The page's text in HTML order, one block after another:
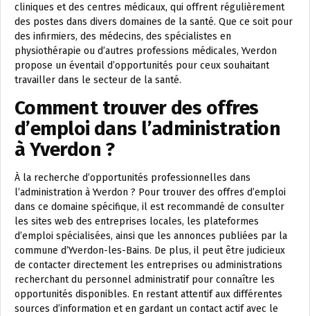
cliniques et des centres médicaux, qui offrent régulièrement
des postes dans divers domaines de la santé. Que ce soit pour
des infirmiers, des médecins, des spécialistes en
physiothérapie ou d’autres professions médicales, Yverdon
propose un éventail d’opportunités pour ceux souhaitant
travailler dans le secteur de la santé.
Comment trouver des offres
d’emploi dans l’administration
à Yverdon ?
À la recherche d’opportunités professionnelles dans
l’administration à Yverdon ? Pour trouver des offres d’emploi
dans ce domaine spécifique, il est recommandé de consulter
les sites web des entreprises locales, les plateformes
d’emploi spécialisées, ainsi que les annonces publiées par la
commune d’Yverdon-les-Bains. De plus, il peut être judicieux
de contacter directement les entreprises ou administrations
recherchant du personnel administratif pour connaître les
opportunités disponibles. En restant attentif aux différentes
sources d’information et en gardant un contact actif avec le